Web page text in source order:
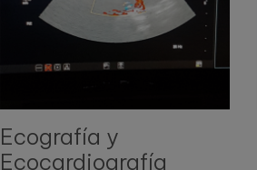
Ecografía y
Ecocardiografía